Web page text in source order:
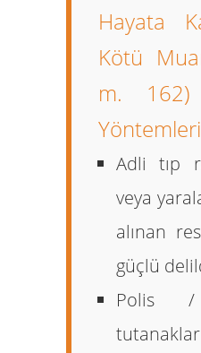
Hayata
Kötü
m.
Yöntemleri
Adli tıp
veya
alınan
güçlü
Polis /